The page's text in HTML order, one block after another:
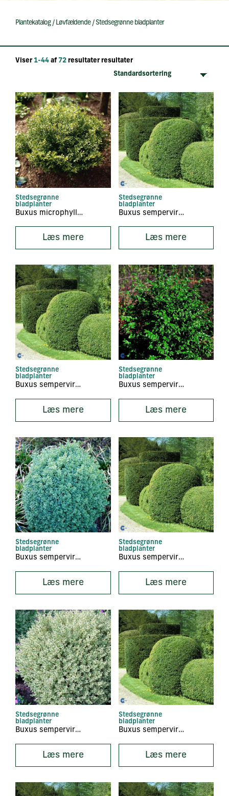
Plantekatalog/ Løvfældende/ Stedsegrønne bladplanter
Viser1-44 af 72 resultater resultater
Stedsegrønne
bladplanter
Buxus microphylla ‘Mimer
Læs mere
Stedsegrønne
bladplanter
Buxus sempervirens
Læs mere
Stedsegrønne
bladplanter
Buxus sempervirens ‘Angustifolia’
Læs mere
Stedsegrønne
bladplanter
Buxus sempervirens ‘Balder’
Læs mere
Stedsegrønne
bladplanter
Buxus sempervirens ‘Blauer Heinz’
Læs mere
Stedsegrønne
bladplanter
Buxus sempervirens ‘Bullata’
Læs mere
Stedsegrønne
bladplanter
Buxus sempervirens ‘Elegans’
Læs mere
Stedsegrønne
bladplanter
Buxus sempervirens ‘Faulkner’
Læs mere